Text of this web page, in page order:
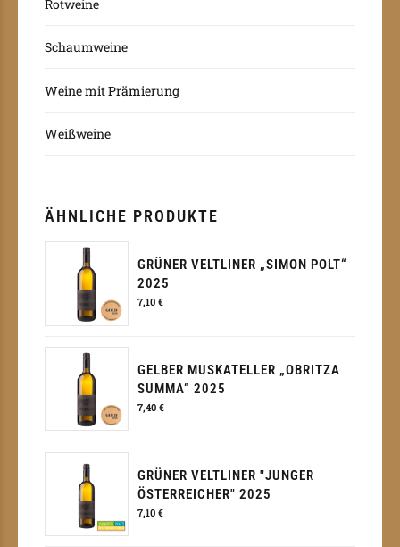
Rotweine
Schaumweine
Weine mit Prämierung
Weißweine
ÄHNLICHE PRODUKTE
GRÜNER VELTLINER „SIMON POLT“
2025
7,10€
GELBER MUSKATELLER „OBRITZA
SUMMA“ 2025
7,40€
GRÜNER VELTLINER "JUNGER
ÖSTERREICHER" 2025
7,10€